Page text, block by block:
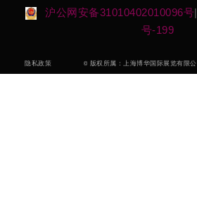
沪公网安备31010402010096号|
号-199
隐私政策 © 版权所属：上海博华国际展览有限公